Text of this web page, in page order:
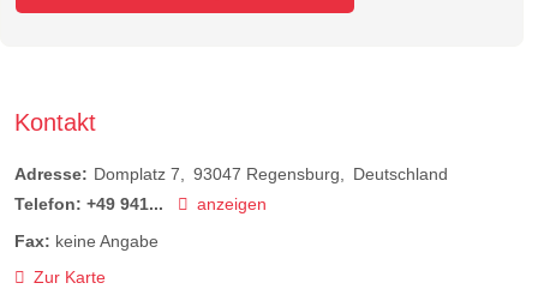
Kontakt
Adresse: Domplatz 7 93047 Regensburg
Deutschland
Telefon: +49 941...
anzeigen
Fax: keine Angabe
Zur Karte